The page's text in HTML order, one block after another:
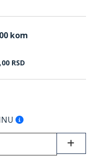
kom
00 RSD